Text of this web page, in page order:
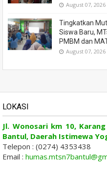
August 07, 2026
Tingkatkan
Siswa Baru,
PMBM dan
August 07, 2026
LOKASI
Jl. Wonosari km 10,
Bantul, Daerah Istimewa
Telepon : (0274) 4353438
Email :